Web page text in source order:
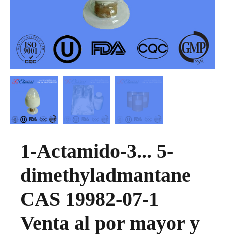
1-Actamido-3... 5-
dimethyladmantane
CAS 19982-07-1
Venta al por mayor y